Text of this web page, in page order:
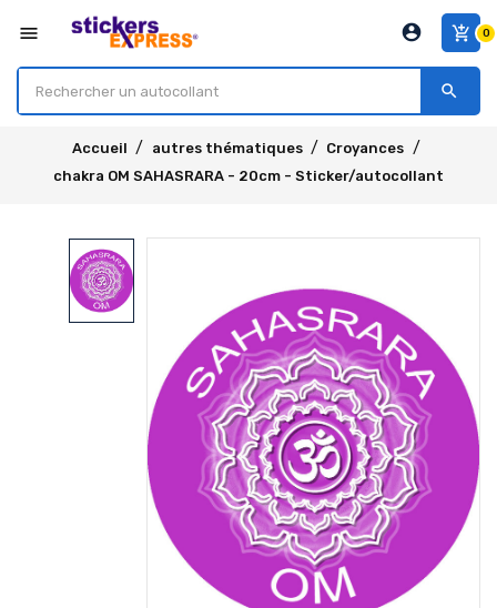
menu add_shopping_cart 0
account_circle
search
Accueil autres thématiques
Croyances
chakra OM SAHASRARA - 20cm - Sticker/autocollant